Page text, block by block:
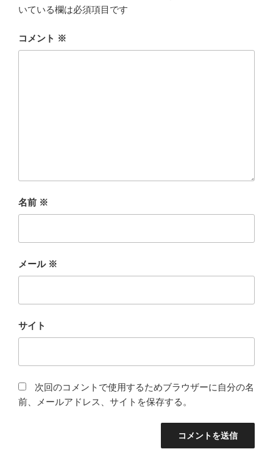
いている欄は必須項目です
コメント ※
名前 ※
メール ※
サイト
次回のコメントで使用するためブラウザーに自分の名
前、メールアドレス、サイトを保存する。